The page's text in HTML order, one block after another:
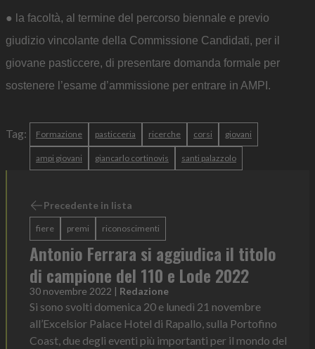
● la facoltà, al termine del percorso biennale e previo
giudizio vincolante della Commissione Candidati, per il
giovane pasticcere, di presentare domanda formale per
sostenere l’esame d’ammissione per entrare in AMPI.
Tag: Formazione pasticceria ricerche corsi giovani
ampi giovani giancarlo cortinovis santi palazzolo
Precedente in lista
fiere premi riconoscimenti
Antonio Ferrara si aggiudica il titolo
di campione del 110 e Lode 2022
30 novembre 2022 | Redazione
Si sono svolti domenica 20 e lunedì 21 novembre
all’Excelsior Palace Hotel di Rapallo, sulla Portofino
Coast, due degli eventi più importanti per il mondo del